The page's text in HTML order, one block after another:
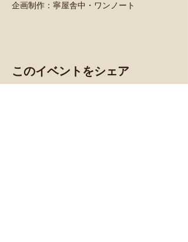
企画制作：寧屋舎中・ワンノート
このイベントをシェア